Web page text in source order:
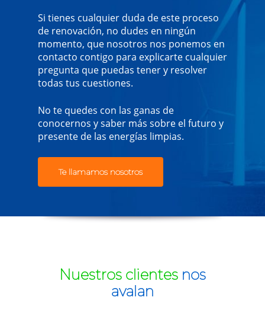
Si tienes cualquier duda de este proceso
de renovación, no dudes en ningún
momento, que nosotros nos ponemos en
contacto contigo para explicarte cualquier
pregunta que puedas tener y resolver
todas tus cuestiones.
No te quedes con las ganas de
conocernos y saber más sobre el futuro y
presente de las energías limpias.
Te llamamos nosotros
Nuestros clientes nos
avalan